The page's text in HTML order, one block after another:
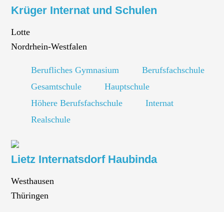
Krüger Internat und Schulen
Lotte
Nordrhein-Westfalen
Berufliches Gymnasium
Berufsfachschule
Gesamtschule
Hauptschule
Höhere Berufsfachschule
Internat
Realschule
Lietz Internatsdorf Haubinda
Westhausen
Thüringen